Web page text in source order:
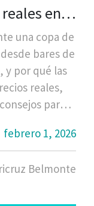
en
una copa de
bares de
y por qué las
reales,
para
febrero 1, 2026
Belmonte